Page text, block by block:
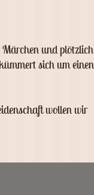
und plötzlich
sich um einen
wollen wir